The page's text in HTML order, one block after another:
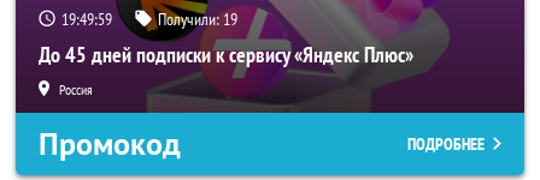
19:49:57 Получили:19
До 45 дней подписки к сервису «Яндекс Плюс»
Россия
Промокод ПОДРОБНЕЕ